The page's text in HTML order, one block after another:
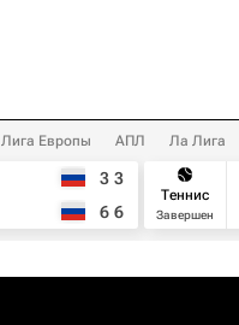
Лига Европы АПЛ Ла Лига
3 3
6 6
Теннис
Завершен